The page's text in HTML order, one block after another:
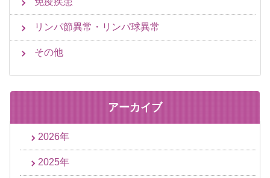
リンパ節異常・リンパ球異常
その他
アーカイブ
2026年
2025年